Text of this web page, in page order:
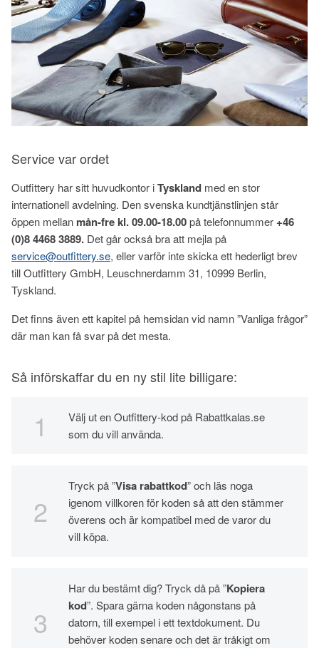
Service var ordet
Outfittery har sitt huvudkontor iTyskland med en stor
internationell avdelning. Den svenska kundtjänstlinjen står
öppen mellan mån-fre kl. 09.00-18.00på telefonnummer +46
(0)8 4468 3889. Det går också bra att mejla på
service@outfittery.se, eller varför inte skicka ett hederligt brev
till Outfittery GmbH, Leuschnerdamm 31, 10999 Berlin,
Tyskland.
Det finns även ett kapitel på hemsidan vid namn ”Vanliga frågor”
där man kan få svar på det mesta.
Så införskaffar du en ny stil lite billigare:
Välj ut en Outfittery-kod på Rabattkalas.se
som du vill använda.
Tryck på ”Visa rabattkod” och läs noga
igenom villkoren för koden så att den stämmer
överens och är kompatibel med de varor du
vill köpa.
Har du bestämt dig? Tryck då på ”Kopiera
kod”. Spara gärna koden någonstans på
datorn, till exempel i ett textdokument. Du
behöver koden senare och det är tråkigt om